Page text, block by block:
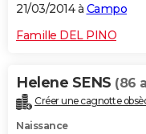
21/03/2014 à Campo
Famille DEL PINO
Helene SENS (86
Créer une cagnotte
Naissance